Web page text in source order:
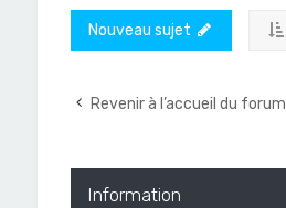
Nouveau sujet
Revenir à l’accueil du forum
Information